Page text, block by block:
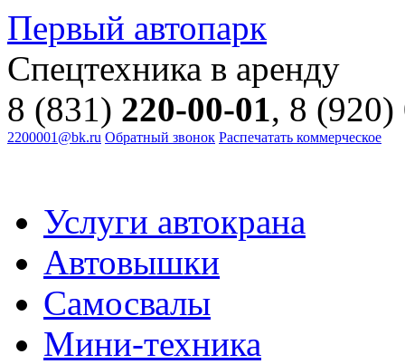
Первый автопарк
Спецтехника в аренду
8 (831) 220-00-01, 8 (920)
2200001@bk.ru Обратный звонок Распечатать коммерческое
Услуги автокрана
Автовышки
Самосвалы
Мини-техника